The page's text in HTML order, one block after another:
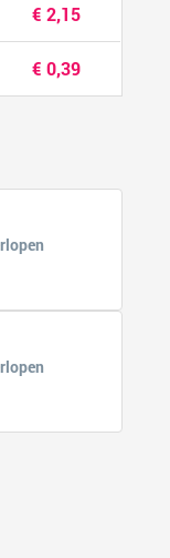
€ 2,15
€ 0,39